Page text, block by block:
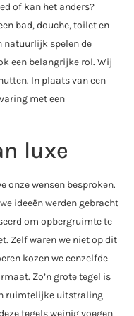
of kan het anders?
bad, douche, toilet en
natuurlijk spelen de
een belangrijke rol. Wij
In plaats van een
met een
luxe
onze wensen besproken.
ideeën werden gebracht
om opbergruimte te
Zelf waren we niet op dit
kozen we eenzelfde
Zo’n grote tegel is
ruimtelijke uitstraling
tegels weinig voegen